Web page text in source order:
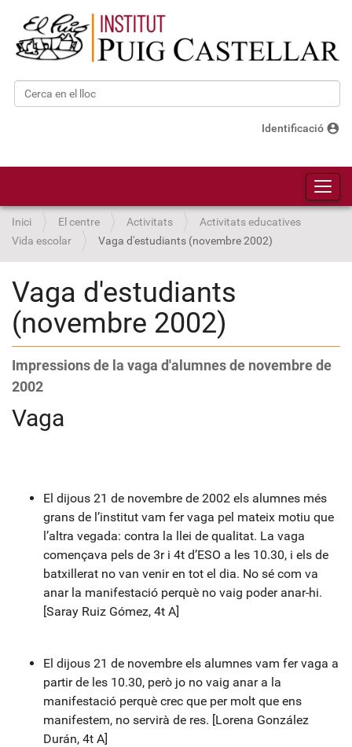
Cerca
Identificació account_circle
Inici El centre Activitats
Activitats educatives
Vida escolar
Vaga d'estudiants (novembre 2002)
Vaga d'estudiants
(novembre 2002)
Impressions de la vaga d'alumnes de novembre de
2002
Vaga
El dijous 21 de novembre de 2002 els alumnes més
grans de l’institut vam fer vaga pel mateix motiu que
l’altra vegada: contra la llei de qualitat. La vaga
començava pels de 3r i 4t d’ESO a les 10.30, i els de
batxillerat no van venir en tot el dia. No sé com va
anar la manifestació perquè no vaig poder anar-hi.
[Saray Ruiz Gómez, 4t A]
El dijous 21 de novembre els alumnes vam fer vaga a
partir de les 10.30, però jo no vaig anar a la
manifestació perquè crec que per molt que ens
manifestem, no servirà de res. [Lorena González
Durán, 4t A]